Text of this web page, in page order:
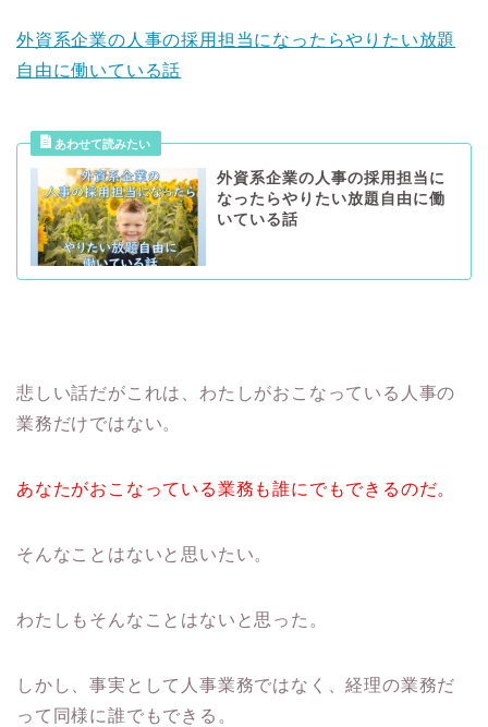
外資系企業の人事の採用担当になったらやりたい放題
自由に働いている話
外資系企業の人事の採用担当に
なったらやりたい放題自由に働
いている話
悲しい話だがこれは、わたしがおこなっている人事の
業務だけではない。
あなたがおこなっている業務も誰にでもできるのだ。
そんなことはないと思いたい。
わたしもそんなことはないと思った。
しかし、事実として人事業務ではなく、経理の業務だ
って同様に誰でもできる。